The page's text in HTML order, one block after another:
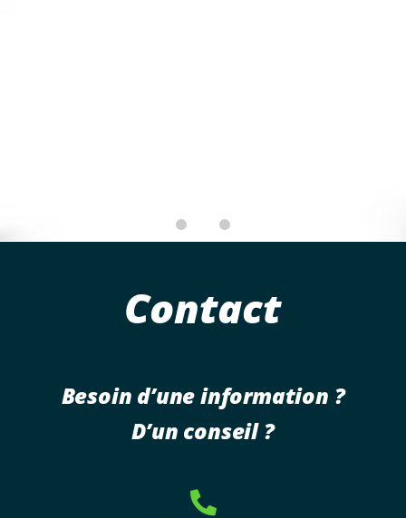
Autonome, largeur de
passage 4 mètres
Contact
Besoin d’une information ?
D’un conseil ?